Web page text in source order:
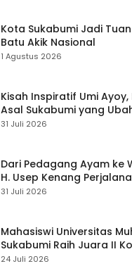
Kota Sukabumi Jadi
Batu Akik Nasional
1 Agustus 2026
Kisah Inspiratif Umi
Asal Sukabumi yang
Streaming
31 Juli 2026
Dari Pedagang Ayam ke
H. Usep Kenang
Cisaat
31 Juli 2026
Mahasiswi Universitas
Sukabumi Raih Juara II
Pembelajaran Digital
24 Juli 2026